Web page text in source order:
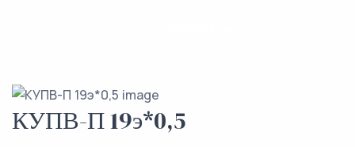
КУПВ-П 19э*0,5